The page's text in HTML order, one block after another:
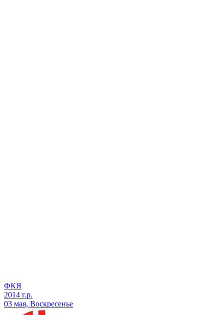
ФКЯ
2014 г.р.
03 мая, Воскресенье